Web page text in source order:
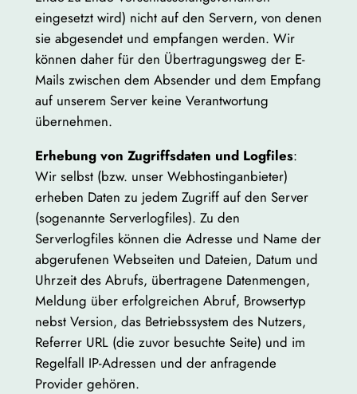
eingesetzt wird) nicht auf den Servern, von denen
sie abgesendet und empfangen werden. Wir
können daher für den Übertragungsweg der E-
Mails zwischen dem Absender und dem Empfang
auf unserem Server keine Verantwortung
übernehmen.
Erhebung von Zugriffsdaten und Logfiles:
Wir selbst (bzw. unser Webhostinganbieter)
erheben Daten zu jedem Zugriff auf den Server
(sogenannte Serverlogfiles). Zu den
Serverlogfiles können die Adresse und Name der
abgerufenen Webseiten und Dateien, Datum und
Uhrzeit des Abrufs, übertragene Datenmengen,
Meldung über erfolgreichen Abruf, Browsertyp
nebst Version, das Betriebssystem des Nutzers,
Referrer URL (die zuvor besuchte Seite) und im
Regelfall IP-Adressen und der anfragende
Provider gehören.